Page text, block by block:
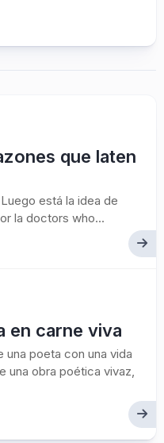
que laten
está la idea de
la doctors who...
en carne viva
una poeta con una vida
una obra poética vivaz,